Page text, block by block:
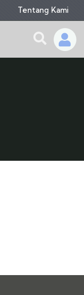
Tentang Kami